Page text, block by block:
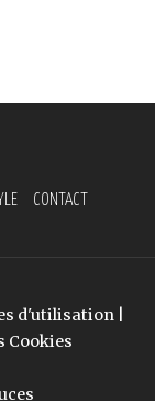
CONTACT
d'utilisation
Cookies